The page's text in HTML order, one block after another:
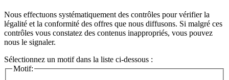
Nous effectuons systématiquement des contrôles pour vérifier la
légalité et la conformité des offres que nous diffusons. Si malgré ces
contrôles vous constatez des contenus inappropriés, vous pouvez
nous le signaler.
Sélectionnez un motif dans la liste ci-dessous :
Motif: